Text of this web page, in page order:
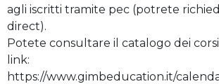
agli iscritti tramite pec (potrete
direct).
Potete consultare il catalogo dei
link:
https://www.gimbeducation.it/